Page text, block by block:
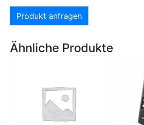
Produkt anfragen
Ähnliche Produkte